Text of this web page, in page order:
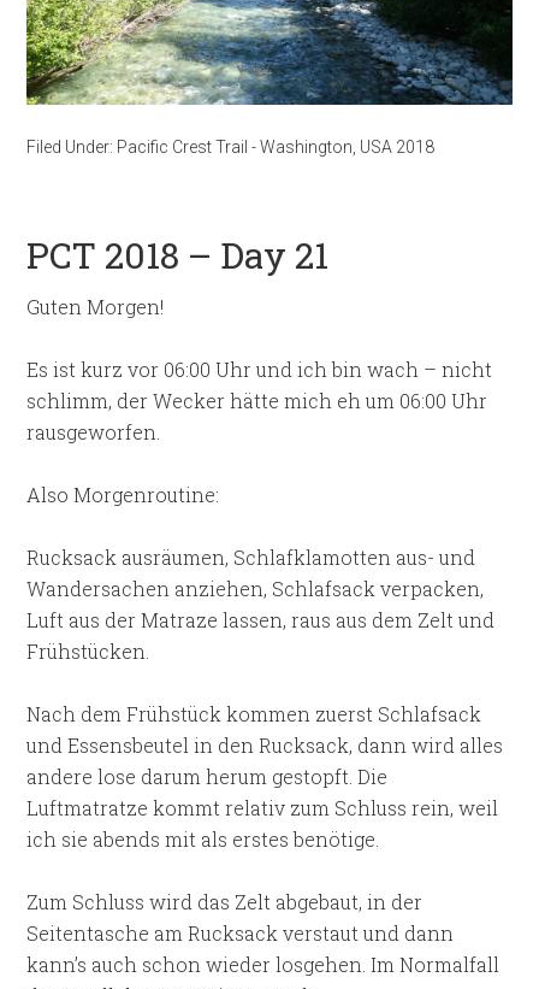
Filed Under: Pacific Crest Trail - Washington USA 2018
PCT 2018 – Day 21
Guten Morgen!
Es ist kurz vor 06:00 Uhr und ich bin wach – nicht
schlimm, der Wecker hätte mich eh um 06:00 Uhr
rausgeworfen.
Also Morgenroutine:
Rucksack ausräumen, Schlafklamotten aus- und
Wandersachen anziehen, Schlafsack verpacken,
Luft aus der Matraze lassen, raus aus dem Zelt und
Frühstücken.
Nach dem Frühstück kommen zuerst Schlafsack
und Essensbeutel in den Rucksack, dann wird alles
andere lose darum herum gestopft. Die
Luftmatratze kommt relativ zum Schluss rein, weil
ich sie abends mit als erstes benötige.
Zum Schluss wird das Zelt abgebaut, in der
Seitentasche am Rucksack verstaut und dann
kann’s auch schon wieder losgehen. Im Normalfall